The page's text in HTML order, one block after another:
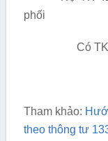
phối
Có TK 411
Tham khảo:
theo thông tư